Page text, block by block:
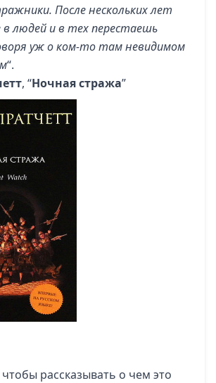
После нескольких лет
людей и в тех перестаешь
уж о ком-то там невидимом
“.
, “Ночная стража”
рассказывать о чем это